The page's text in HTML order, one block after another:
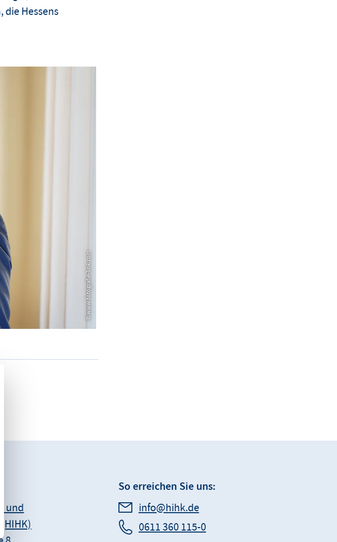
Hessens
© www.fotografie-link.com
und
So erreichen Sie uns:
info@hihk.de
0611 360 115-0